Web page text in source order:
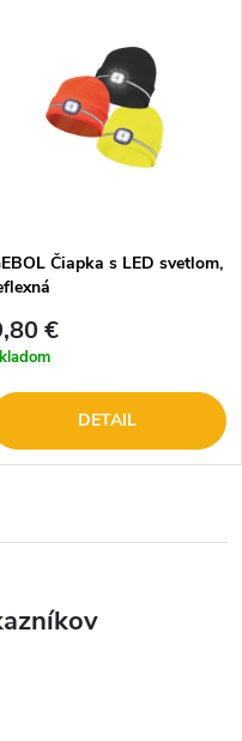
Čiapka s LED svetlom,
€
DETAIL